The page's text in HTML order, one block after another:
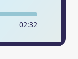
02:32